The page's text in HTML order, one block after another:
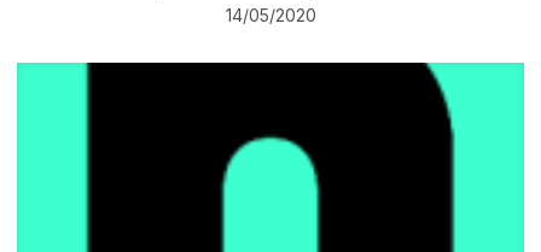
14/05/2020